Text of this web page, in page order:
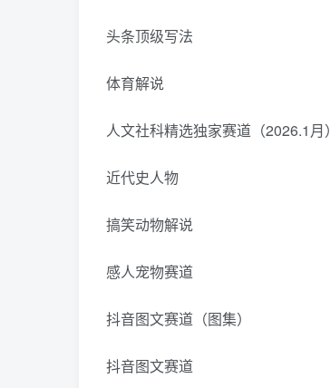
头条顶级写法
体育解说
人文社科精选独家赛道（2026.1月）
近代史人物
搞笑动物解说
感人宠物赛道
抖音图文赛道（图集）
抖音图文赛道